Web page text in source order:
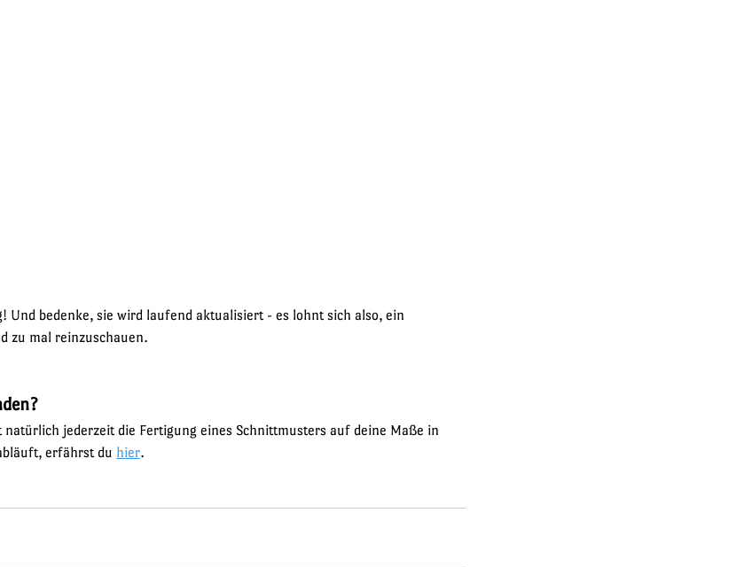
Und bedenke, sie wird laufend aktualisiert - es lohnt sich also, ein
zu mal reinzuschauen.
natürlich jederzeit die Fertigung eines Schnittmusters auf deine Maße in
erfährst du hier.